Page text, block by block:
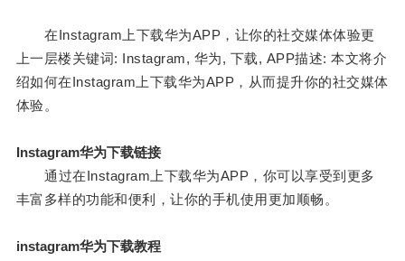
在Instagram上下载华为APP，让你的社交媒体体验更
上一层楼关键词: Instagram, 华为, 下载, APP描述: 本文将介
绍如何在Instagram上下载华为APP，从而提升你的社交媒体
体验。
Instagram华为下载链接
通过在Instagram上下载华为APP，你可以享受到更多
丰富多样的功能和便利，让你的手机使用更加顺畅。
instagram华为下载教程